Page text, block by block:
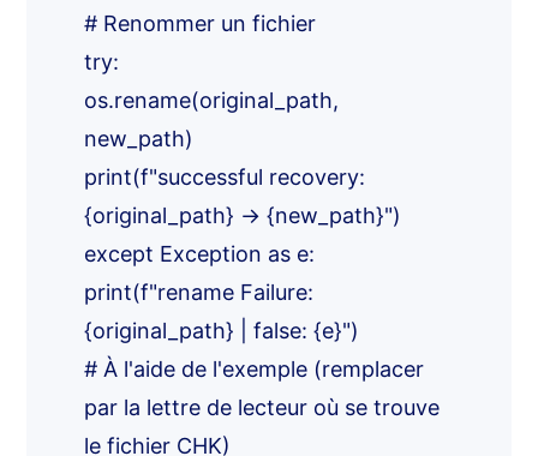
# Renommer un fichier
try:
os.rename(original_path,
new_path)
print(f"successful recovery:
{original_path} -> {new_path}")
except Exception as e:
print(f"rename Failure:
{original_path} | false: {e}")
# À l'aide de l'exemple (remplacer
par la lettre de lecteur où se trouve
le fichier CHK)